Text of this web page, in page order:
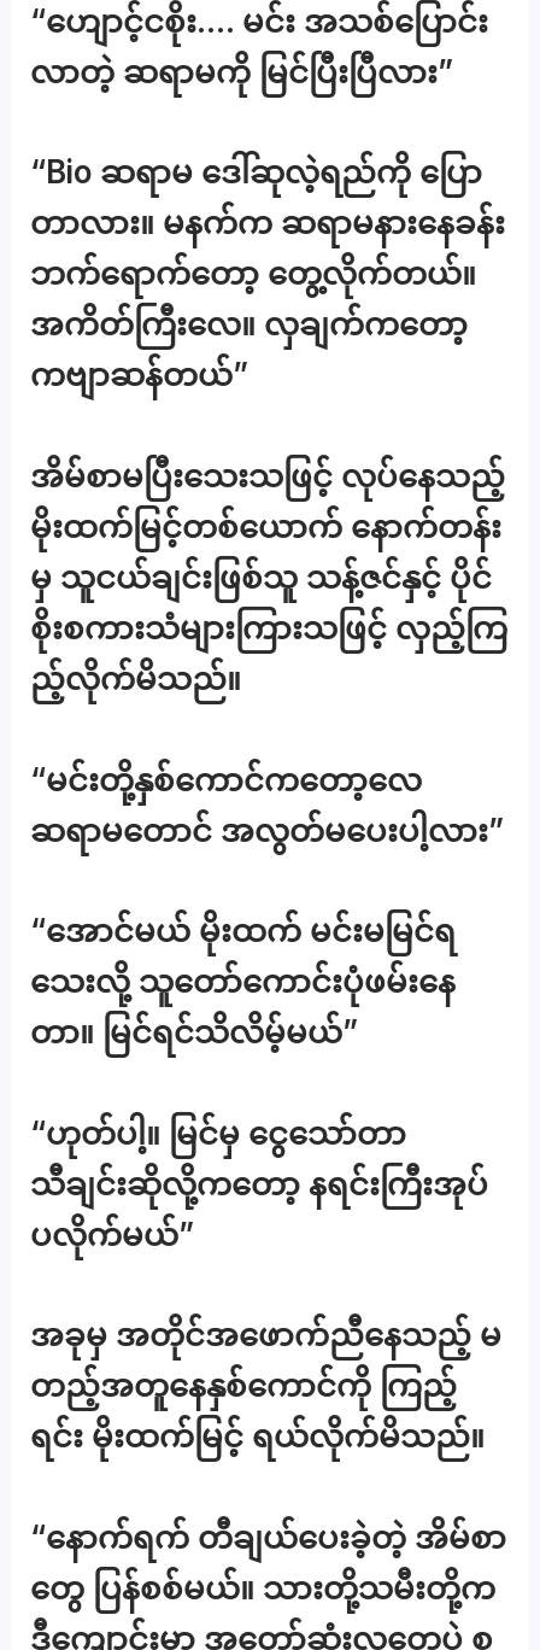
“ဟျောင့်ငစိုး…. မင်း အသစ်ပြောင်း
လာတဲ့ ဆရာမကို မြင်ပြီးပြီလား”
“Bio ဆရာမ ဒေါ်​ဆုလဲ့ရည်ကို ပြော
တာလား။ မနက်က ဆရာမနားနေခန်း
ဘက်ရောက်တော့ တွေ့လိုက်တယ်။
အကိတ်ကြီးလေ။ လှချက်ကတော့
ကဗျာဆန်တယ်”
အိမ်စာမပြီးသေးသဖြင့် လုပ်နေသည့်
မိုးထက်မြင့်တစ်ယောက် နောက်တန်း
မှ သူငယ်ချင်းဖြစ်သူ သန့်ဇင်နှင့် ပိုင်
စိုးစကားသံများကြားသဖြင့် လှည့်ကြ
ည့်လိုက်မိသည်။
“မင်းတို့နှစ်ကောင်ကတော့လေ
ဆရာမတောင် အလွတ်မပေးပါ့လား”
“အောင်မယ် မိုးထက် မင်းမမြင်ရ
သေးလို့ သူတော်ကောင်းပုံဖမ်းနေ
တာ။ မြင်ရင်သိလိမ့်မယ်”
“ဟုတ်ပါ့။ မြင်မှ ငွေသော်တာ
သီချင်းဆိုလို့ကတော့ နရင်းကြီးအုပ်
ပလိုက်မယ်”
အခုမှ အတိုင်အဖောက်ညီနေသည့် မ
တည့်အတူနေနှစ်ကောင်ကို ကြည့်
ရင်း မိုးထက်မြင့် ရယ်လိုက်မိသည်။
“နောက်ရက် တီချယ်ပေးခဲ့တဲ့ အိမ်စာ
တွေ ပြန်စစ်မယ်။ သားတို့သမီးတို့က
ဒီကျောင်းမှာ အတော်ဆုံးလူတွေပဲ စု